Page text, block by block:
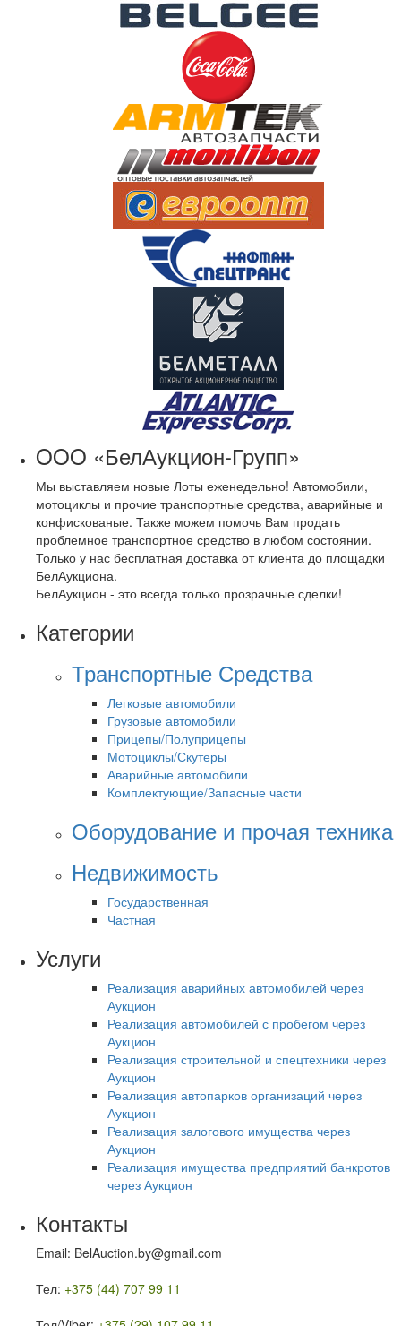
OOO «БелАукцион-Групп»
Мы выставляем новые Лоты еженедельно! Автомобили,
мотоциклы и прочие транспортные средства, аварийные и
конфискованые. Также можем помочь Вам продать
проблемное транспортное средство в любом состоянии.
Только у нас бесплатная доставка от клиента до площадки
БелАукциона.
БелАукцион - это всегда только прозрачные сделки!
Категории
Транспортные Средства
Легковые автомобили
Грузовые автомобили
Прицепы/Полуприцепы
Мотоциклы/Скутеры
Аварийные автомобили
Комплектующие/Запасные части
Оборудование и прочая техника
Недвижимость
Государственная
Частная
Услуги
Реализация аварийных автомобилей через
Аукцион
Реализация автомобилей с пробегом через
Аукцион
Реализация строительной и спецтехники через
Аукцион
Реализация автопарков организаций через
Аукцион
Реализация залогового имущества через
Аукцион
Реализация имущества предприятий банкротов
через Аукцион
Контакты
Email: BelAuction.by@gmail.com
Тел: +375 (44) 707 99 11